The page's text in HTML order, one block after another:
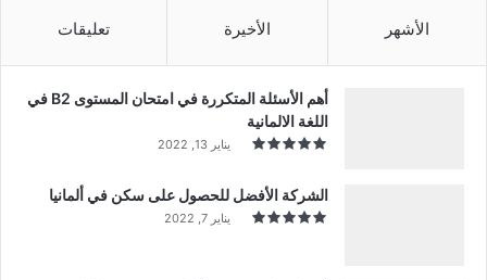
الأشهر الأخيرة تعليقات
أهم الأسئلة المتكررة في امتحان المستوى B2 في
اللغة الالمانية
يناير 13, 2022
الشركة الأفضل للحصول على سكن في ألمانيا
يناير 7, 2022